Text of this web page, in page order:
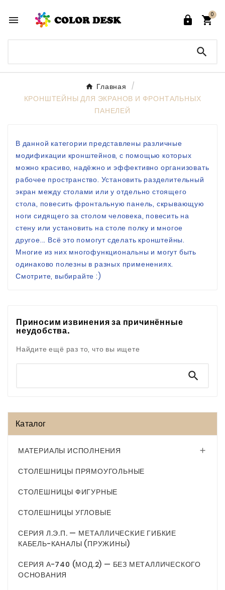
  
0

Главная
КРОНШТЕЙНЫ ДЛЯ ЭКРАНОВ И ФРОНТАЛЬНЫХ
ПАНЕЛЕЙ
В данной категории представлены различные
модификации кронштейнов, с помощью которых
можно красиво, надёжно и эффективно организовать
рабочее пространство. Установить разделительный
экран между столами или у отдельно стоящего
стола, повесить фронтальную панель, скрывающую
ноги сидящего за столом человека, повесить на
стену или установить на столе полку и многое
другое... Всё это помогут сделать кронштейны.
Многие из них многофункциональны и могут быть
одинаково полезны в разных применениях.
Смотрите, выбирайте :)
Приносим извинения за причинённые
неудобства.
Найдите ещё раз то, что вы ищете

Каталог
МАТЕРИАЛЫ ИСПОЛНЕНИЯ 
СТОЛЕШНИЦЫ ПРЯМОУГОЛЬНЫЕ
СТОЛЕШНИЦЫ ФИГУРНЫЕ
СТОЛЕШНИЦЫ УГЛОВЫЕ
СЕРИЯ Л.Э.П. — МЕТАЛЛИЧЕСКИЕ ГИБКИЕ
КАБЕЛЬ-КАНАЛЫ (ПРУЖИНЫ)
СЕРИЯ А-740 (МОД.2) — БЕЗ МЕТАЛЛИЧЕСКОГО
ОСНОВАНИЯ